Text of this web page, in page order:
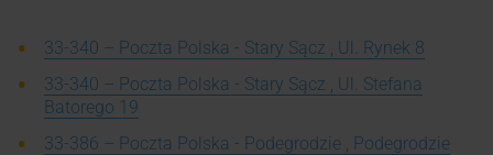
33-340 – Poczta Polska - Stary Sącz , Ul. Rynek 8
33-340 – Poczta Polska - Stary Sącz , Ul. Stefana
Batorego 19
33-386 – Poczta Polska - Podegrodzie , Podegrodzie